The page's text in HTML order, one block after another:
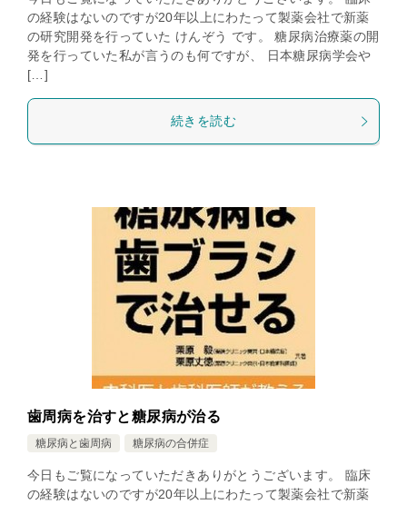
の経験はないのですが20年以上にわたって製薬会社で新薬
の研究開発を行っていた けんぞう です。 糖尿病治療薬の開
発を行っていた私が言うのも何ですが、 日本糖尿病学会や
[…]
続きを読む
歯周病を治すと糖尿病が治る
糖尿病と歯周病 糖尿病の合併症
今日もご覧になっていただきありがとうございます。 臨床
の経験はないのですが20年以上にわたって製薬会社で新薬